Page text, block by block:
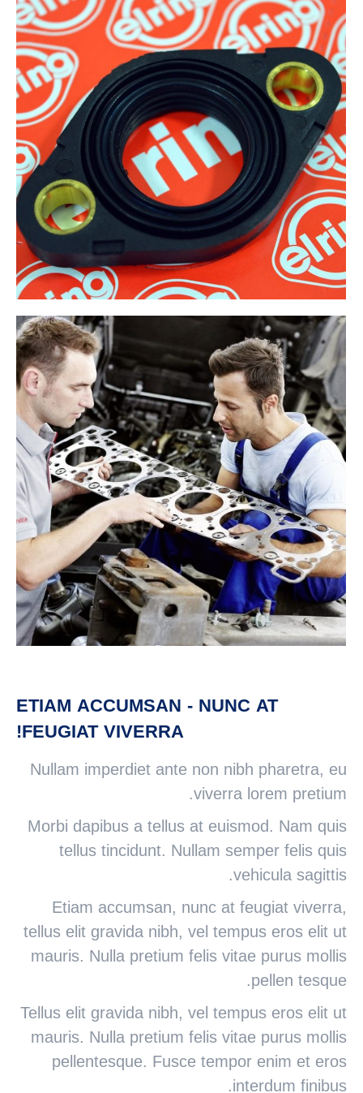
ETIAM ACCUMSAN - NUNC AT
FEUGIAT VIVERRA!
Nullam imperdiet ante non nibh pharetra, eu
viverra lorem pretium.
Morbi dapibus a tellus at euismod. Nam quis
tellus tincidunt. Nullam semper felis quis
vehicula sagittis.
Etiam accumsan, nunc at feugiat viverra,
tellus elit gravida nibh, vel tempus eros elit ut
mauris. Nulla pretium felis vitae purus mollis
pellen tesque.
Tellus elit gravida nibh, vel tempus eros elit ut
mauris. Nulla pretium felis vitae purus mollis
pellentesque. Fusce tempor enim et eros
interdum finibus.